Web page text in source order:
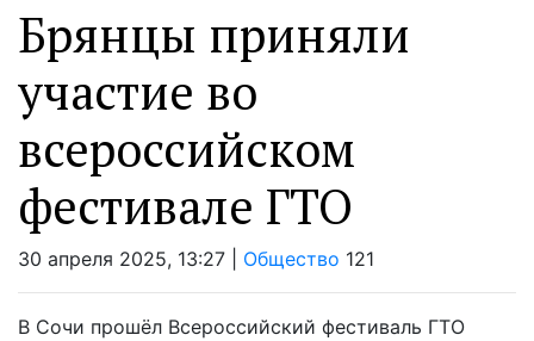
Брянцы приняли
участие во
всероссийском
фестивале ГТО
30 апреля 2025, 13:27 | Общество 121
В Сочи прошёл Всероссийский фестиваль ГТО